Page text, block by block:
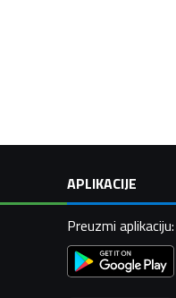
APLIKACIJE
Preuzmi aplikaciju: